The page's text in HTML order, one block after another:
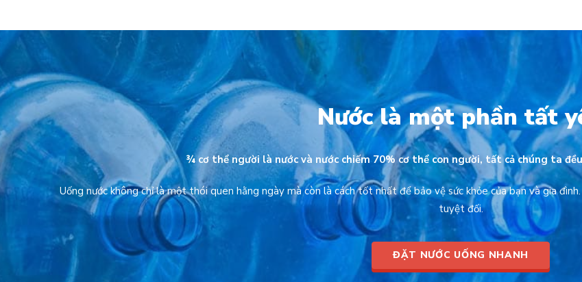
Nước là một phần tất
¾ cơ thể người là nước và nước chiếm 70% cơ thể con người, tất cả chúng ta
Uống nước không chỉ là một thói quen hằng ngày mà còn là cách tốt nhất để bảo vệ sức khỏe của bạn và gia
tuyệt đối.
ĐẶT NƯỚC UỐNG NHANH